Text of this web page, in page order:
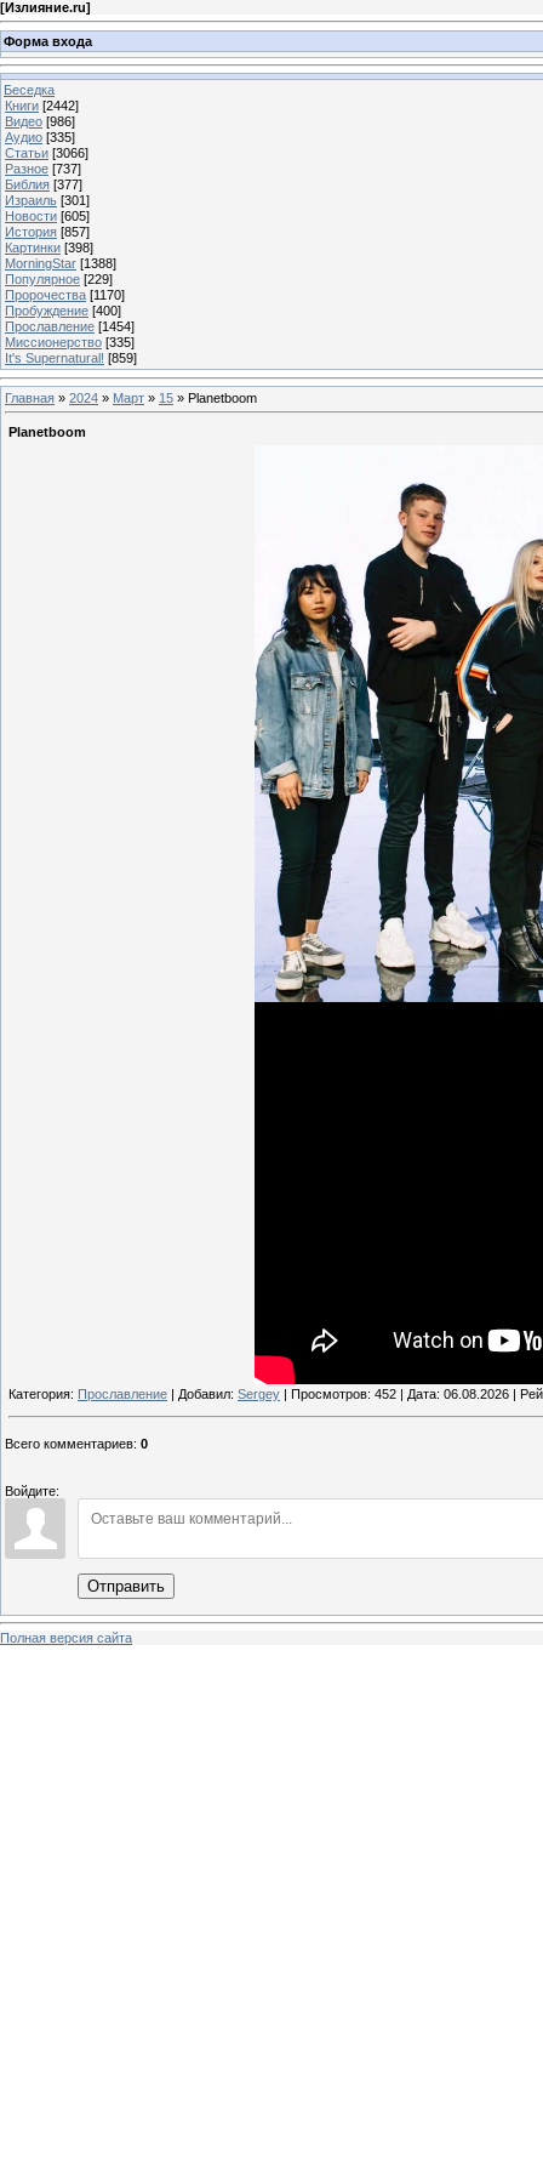
[Излияние.ru]
Форма входа
Беседка
Книги [2442]
Видео [986]
Аудио [335]
Статьи [3066]
Разное [737]
Библия [377]
Израиль [301]
Новости [605]
История [857]
Картинки [398]
MorningStar [1388]
Популярное [229]
Пророчества [1170]
Пробуждение [400]
Прославление [1454]
Миссионерство [335]
It's Supernatural! [859]
Главная » 2024 » Март » 15 » Planetboom
Planetboom
Категория: Прославление | Добавил: Sergey | Просмотров: 452 | Дата: 06.08.2026 |
Всего комментариев: 0
Войдите:
Отправить
Полная версия сайта